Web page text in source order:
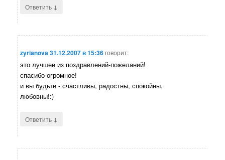
Ответить ↓
zyrianova31.12.2007 в 15:36говорит:
это лучшее из поздравлений-пожеланий!
спасибо огромное!
и вы будьте - счастливы, радостны, спокойны,
любовны!:)
Ответить ↓